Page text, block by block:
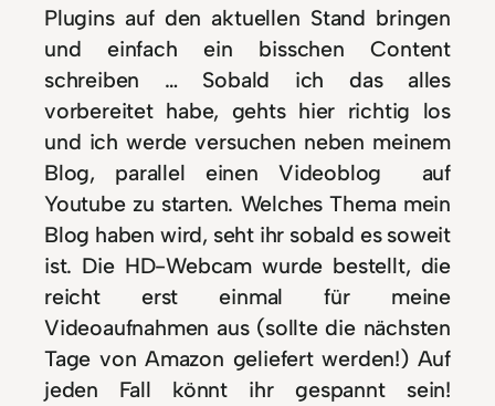
Plugins auf den aktuellen Stand bringen
und einfach ein bisschen Content
schreiben … Sobald ich das alles
vorbereitet habe, gehts hier richtig los
und ich werde versuchen neben meinem
Blog, parallel einen Videoblog auf
Youtube zu starten. Welches Thema mein
Blog haben wird, seht ihr sobald es soweit
ist. Die HD-Webcam wurde bestellt, die
reicht erst einmal für meine
Videoaufnahmen aus (sollte die nächsten
Tage von Amazon geliefert werden!) Auf
jeden Fall könnt ihr gespannt sein!